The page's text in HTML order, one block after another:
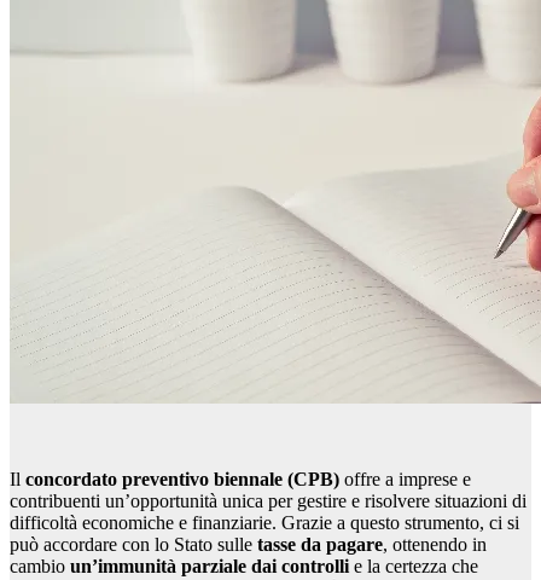
Il concordato preventivo biennale (CPB) offre a imprese e
contribuenti un’opportunità unica per gestire e risolvere situazioni di
difficoltà economiche e finanziarie. Grazie a questo strumento, ci si
può accordare con lo Stato sulle tasse da pagare, ottenendo in
cambio un’immunità parziale dai controllie la certezza che